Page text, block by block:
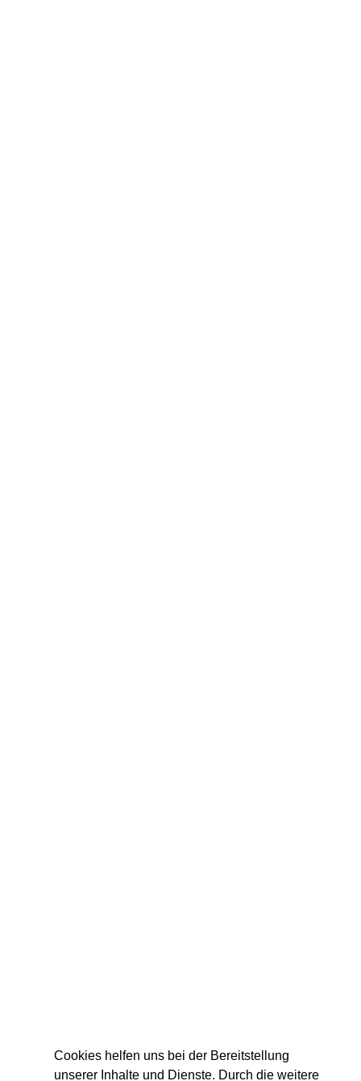
Cookies helfen uns bei der Bereitstellung
unserer Inhalte und Dienste. Durch die weitere